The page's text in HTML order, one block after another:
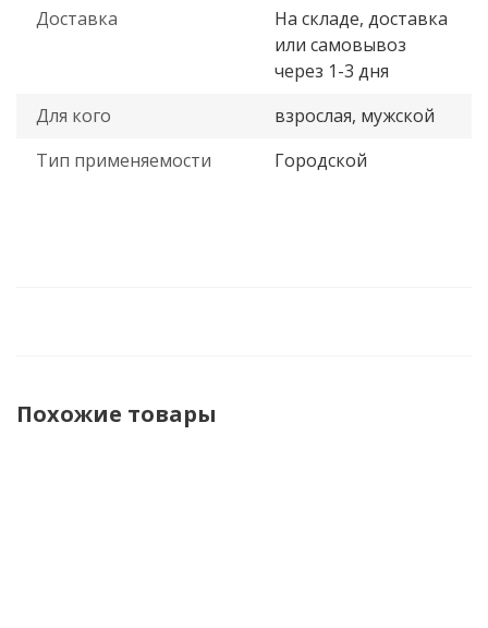
Доставка
На складе, доставка
или самовывоз
через 1-3 дня
Для кого
взрослая, мужской
Тип применяемости
Городской
Похожие товары